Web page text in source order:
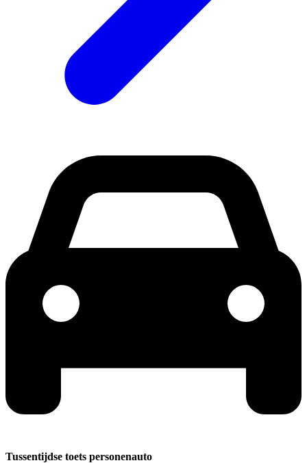
Tussentijdse toets personenauto